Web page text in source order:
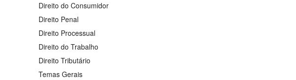
Direito do Consumidor
Direito Penal
Direito Processual
Direito do Trabalho
Direito Tributário
Temas Gerais